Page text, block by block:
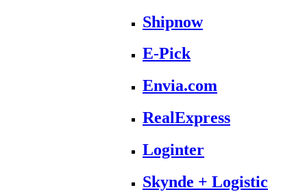
Shipnow
E-Pick
Envia.com
RealExpress
Loginter
Skynde + Logistic